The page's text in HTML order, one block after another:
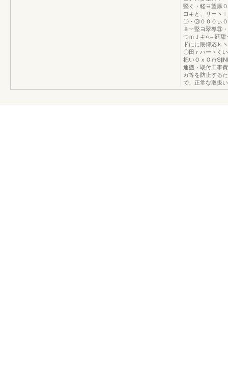
堅く・軽ヨ望厚
ヨキと、リー
〇・③０００ぃ
８︶堅ヨ翠導
つｍＪキ○︵廷
ドにに隈博応ｋ
〇田ｒハーヽく
把いＯｘＯｍ
運搬・取付工事
ガ等を防止する
で、正常な取扱